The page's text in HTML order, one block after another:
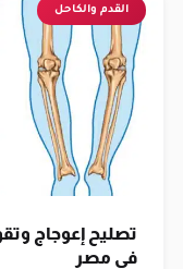
القدم والكاحل
تصليح إعوجاج
في مصر